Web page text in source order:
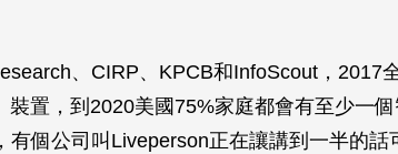
、CIRP、KPCB和InfoScout，2017
裝置，到2020美國75%家庭都會有至少一
有個公司叫Liveperson正在讓講到一半的話